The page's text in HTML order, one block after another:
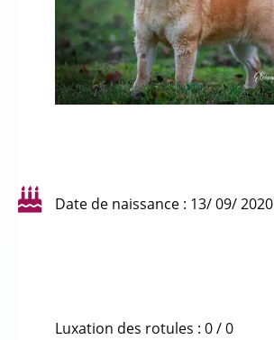
 Date de naissance : 13/ 09/ 2020
Luxation des rotules : 0 / 0